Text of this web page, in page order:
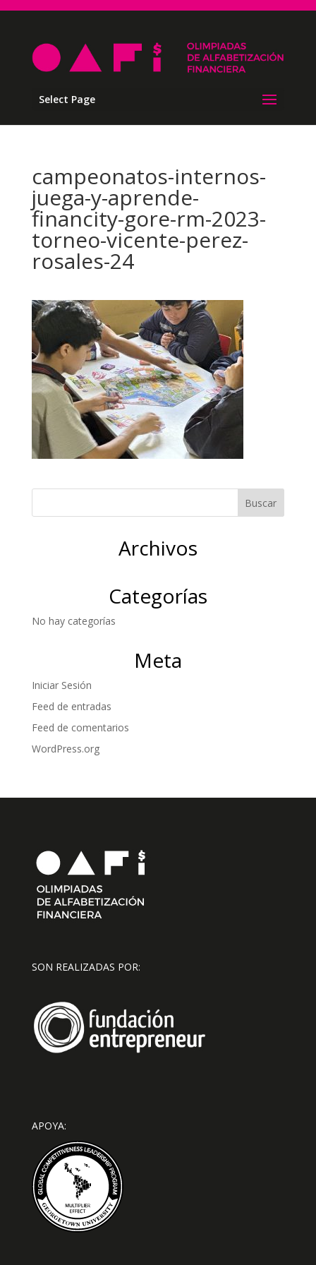
Select Page
campeonatos-internos-
juega-y-aprende-
financity-gore-rm-2023-
torneo-vicente-perez-
rosales-24
Archivos
Categorías
No hay categorías
Meta
Iniciar Sesión
Feed de entradas
Feed de comentarios
WordPress.org
SON REALIZADAS POR:
APOYA: